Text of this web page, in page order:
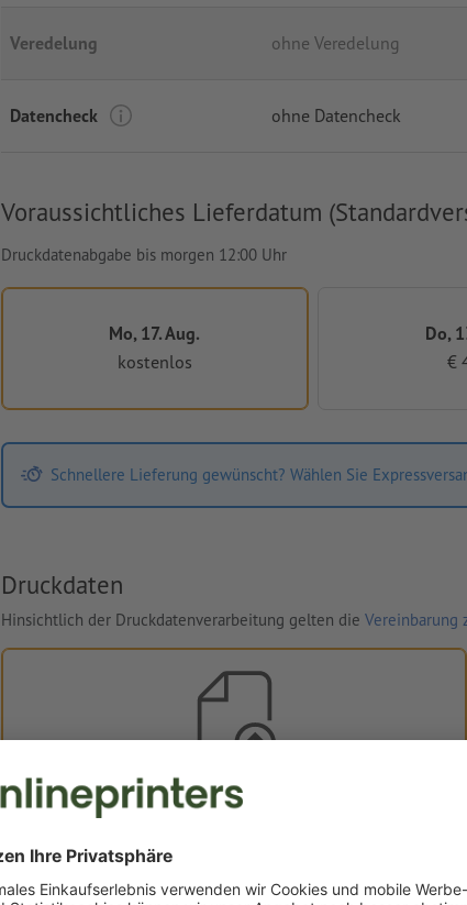
Veredelung ohne Veredelung
Datencheck ohne Datencheck
Voraussichtliches Lieferdatum
Druckdatenabgabe bis morgen 12:00 Uhr
Mo, 17. Aug.
kostenlos
Do,
€
Schnellere Lieferung gewünscht? Wählen Sie
Druckdaten
Hinsichtlich der Druckdatenverarbeitung gelten die Vereinbarung
Eigene Druckdaten
Sie können Ihre Druckdaten vor oder nach dem Kauf
hochladen.